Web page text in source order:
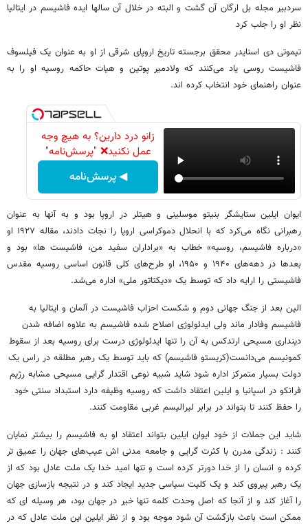
سردبیر مجله بل ارگان آن گشت و البته در خلال آن سالها ایده فاشیسم در ایتالیا
نظر او را جلب کرد
تیموتی دی اسنایدر محقق برجسته تاریخ اروپای شرقی از او به عنوان یک فیلسوف
فاشیست روسی یاد می‌کنند که ولادمیر پوتین و هیات حاکمه روسیه او را به
عنوان راهنمای خود انتخاب کرده اند.
زانو درد دارین؟ به هیچ وجه
عمل نکنید❌ "پرسش‌نامه"
◀ پرسش‌نامه
ایوان ایلین ستایشگر بنیتو موسلینی و هیتلر در اروپا بود و به آنها به عنوان
رهبرانی نگاه می‌کرد که با انحلال دموکراسی اروپا را نجات دادند، مقاله ۱۹۲۷ او
«درباره فاشیسم، روسیه» خطاب به «براداران سفید من، فاشیست ها» بود و
بعدها در دهه‌های ۱۹۴۰ و ۱۹۵۰، او طرح‌های کلی قانون اساسی روسیه مقدس
فاشیستی را ارایه داد که توسط یک «دیکتاتور ملی» اداره می‌شد.
الین بعد از جنگ جهانی دوم و شکست احزاب فاشیست در آلمان و ایتالیا به
فاشیسم وفادار ماند ولی ایدئولوژی اصلاح شده فاشیسم به علاوه اضافه شدن
دینداری مسیحی ارتدکس به آن را تنها ایدئولوژی درست برای روسیه بعد از سقوط
کمونیسم می‌دانست(کریستو فاشیسم) که باید توسط یک رهبر مطلقه در راس یک
دولت بسیار متمرکز اداره شود شاید شبیه نوعی اقتدار گرایی مسیحی مشابه رژیم
فرانکو در اسپانیا و ایلین اعتقاد داشت که روسیه وظیفه دارد استبداد سنتی خود
را حفظ کنند تا بتواند در برابر لیرالیسم غربی مقاومت کنند.
شاید این جملات از خود ایوان ایلین بتواند اعتقاد او به فاشیسم را بیشتر نمایان
کنند : زندگی مدرن با کثرت گرایی و جامعه مدنی اش عیب‌های جهان را عمیق تر
کرده و انسان را از خدا دورتر کرده است و تنها امید خدا یک ملت عادل بود که از
یک رهبر پیروی کند و یک کلیت سیاسی جدید ایجاد کند و در نتیجه بازسازی جهان
را آغاز کند و از آنجا که اصل وحدت کلمه تنها خیر در جهان بود، هر وسیله ای که
ممکن است باعث بازگشت آن شود موجه بود و از نظر ایلین این ملت عادل که در